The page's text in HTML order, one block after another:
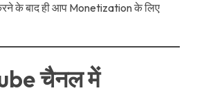
के बाद ही आप Monetization के लिए
चैनल में